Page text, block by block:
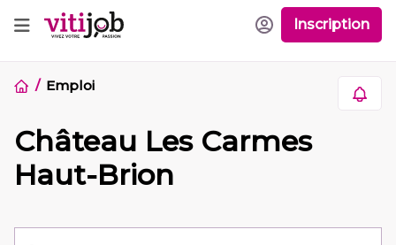
Inscription
Emploi
Château Les Carmes
Haut-Brion